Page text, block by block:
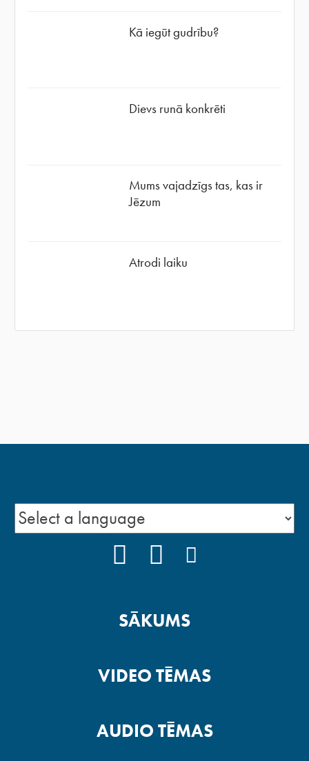
Kā iegūt gudrību?
Dievs runā konkrēti
Mums vajadzīgs tas, kas ir
Jēzum
Atrodi laiku
FACEBOOK
YOUTUBE
SĀKUMS
VIDEO TĒMAS
AUDIO TĒMAS